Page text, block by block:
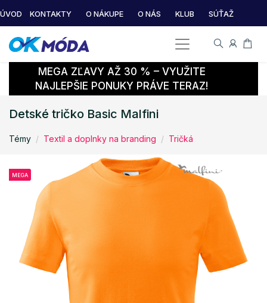
ÚVOD KONTAKTY O NÁKUPE O NÁS KLUB SÚŤAŽ
MEGA ZĽAVY AŽ 30 % – VYUŽITE
NAJLEPŠIE PONUKY PRÁVE TERAZ!
Detské tričko Basic Malfini
Témy Textil a doplnky na branding Tričká
MEGA